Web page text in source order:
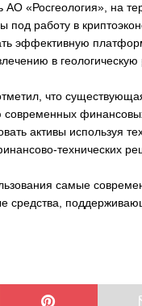
АО «Росгеология», на
работу в
эффективную
в геологическую
что
современных
активы
технических
самые
средства,